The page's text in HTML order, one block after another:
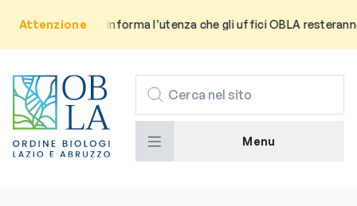
Attenzione
Avviso: Si informa l’utenza che gli uffici OBLA resteranno
CERCA
Menu